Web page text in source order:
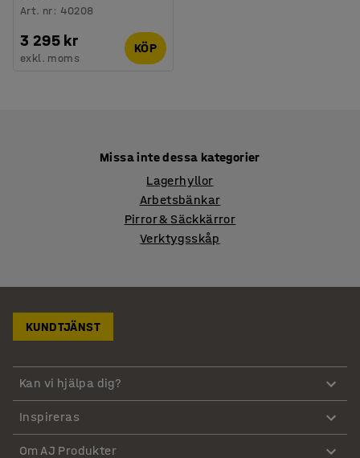
Art. nr: 40208
3 295 kr
exkl. moms
KÖP
Missa inte dessa kategorier
Lagerhyllor
Arbetsbänkar
Pirror & Säckkärror
Verktygsskåp
KUNDTJÄNST
Kan vi hjälpa dig?
Inspireras
Om AJ Produkter